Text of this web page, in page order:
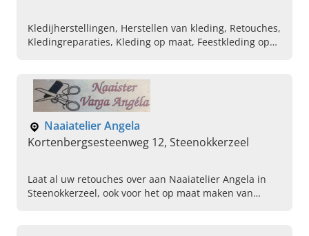
Kledijherstellingen, Herstellen van kleding, Retouches,
Kledingreparaties, Kleding op maat, Feestkleding op
Naaiatelier Angela
Kortenbergsesteenweg 12, Steenokkerzeel
Laat al uw retouches over aan Naaiatelier Angela in
Steenokkerzeel, ook voor het op maat maken van